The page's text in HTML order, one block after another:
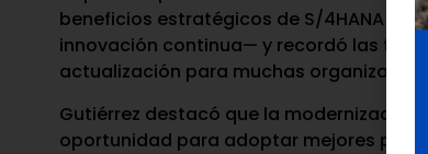
beneficios estratégicos de S/4HANA
innovación continua— y recordó las
actualización para muchas
Gutiérrez destacó que la modernización
oportunidad para adoptar mejores